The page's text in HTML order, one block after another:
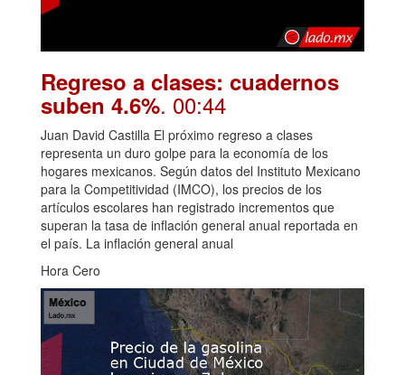
Regreso a clases: cuadernos
suben 4.6%. 00:44
Juan David Castilla El próximo regreso a clases
representa un duro golpe para la economía de los
hogares mexicanos. Según datos del Instituto Mexicano
para la Competitividad (IMCO), los precios de los
artículos escolares han registrado incrementos que
superan la tasa de inflación general anual reportada en
el país. La inflación general anual
Hora Cero